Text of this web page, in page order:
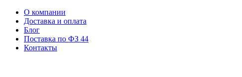
О компании
Доставка и оплата
Блог
Поставка по ФЗ 44
Контакты